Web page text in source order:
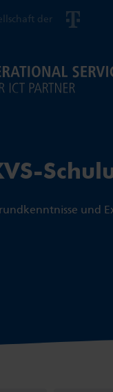
der
und